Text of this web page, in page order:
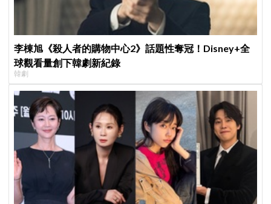
李棟旭《殺人者的購物中心2》話題性奪冠！Disney+全
球觀看量創下韓劇新紀錄
韓劇